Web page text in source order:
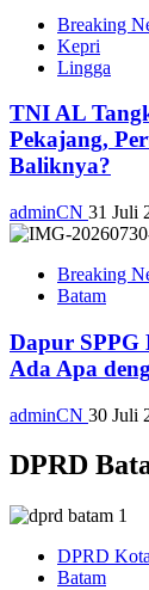
Breaking
Kepri
Lingga
TNI AL
Pekajang,
Baliknya?
adminCN 31 Juli
Breaking
Batam
Dapur SPPG
Ada Apa
adminCN 30 Juli
DPRD
DPRD
Batam